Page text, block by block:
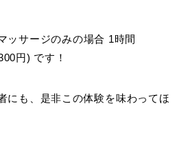
ッサージのみの場合 1時間
円) です！
にも、是非この体験を味わってほ